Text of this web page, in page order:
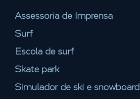
Assessoria de Imprensa
Surf
Escola de surf
Skate park
Simulador de ski e snowboard